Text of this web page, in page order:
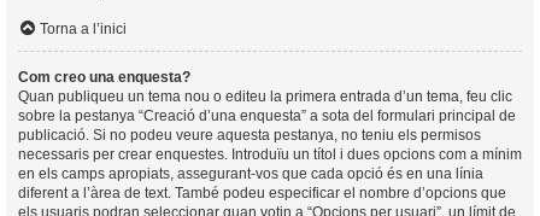
Torna a l’inici
Com creo una enquesta?
Quan publiqueu un tema nou o editeu la primera entrada d’un tema, feu clic
sobre la pestanya “Creació d’una enquesta” a sota del formulari principal de
publicació. Si no podeu veure aquesta pestanya, no teniu els permisos
necessaris per crear enquestes. Introduïu un títol i dues opcions com a mínim
en els camps apropiats, assegurant-vos que cada opció és en una línia
diferent a l’àrea de text. També podeu especificar el nombre d’opcions que
els usuaris podran seleccionar quan votin a “Opcions per usuari”, un límit de